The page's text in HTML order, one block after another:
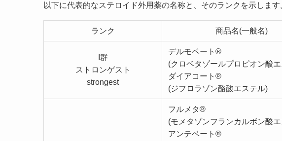
以下に代表的なステロイド外用薬の名称と、そのランクを示します
ランク 商品名(一般名)
I群
ストロンゲスト
strongest
デルモベート®
(クロベタゾールプロピオン酸
ダイアコート®
(ジフロラゾン酪酸エステル)
フルメタ®
(モメタゾンフランカルボン酸
アンテベート®